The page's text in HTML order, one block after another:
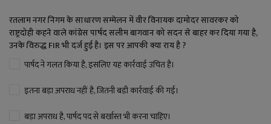
रतलाम नगर निगम के साधारण सम्मेलन में वीर विनायक दामोदर सावरकर को
राष्ट्रदोही कहने वाले कांग्रेस पार्षद सलीम बागवान को सदन से बाहर कर दिया गया है,
उनके विरुद्ध FIR भी दर्ज हुई है। इस पर आपकी क्या राय है ?
पार्षद ने गलत किया है, इसलिए यह कार्रवाई उचित है।
इतना बड़ा अपराध नहीं है, जितनी बड़ी कार्रवाई की गई।
बड़ा अपराध है, पार्षद पद से बर्खास्त भी करना चाहिए।